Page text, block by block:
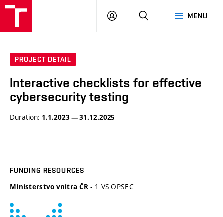
MENU
LOG
SEARCH
PROJECT DETAIL
Interactive checklists for effective
cybersecurity testing
Duration: 1.1.2023 — 31.12.2025
FUNDING RESOURCES
Ministerstvo vnitra ČR - 1 VS OPSEC